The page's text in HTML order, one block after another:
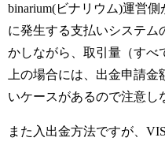
binarium(ビナリウム)運営
に発生する支払いシステム
かしながら、取引量（すべ
上の場合には、出金申請
いケースがあるので注意し
また入出金方法ですが、